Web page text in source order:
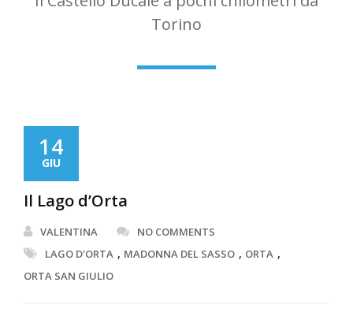
Torino
14
GIU
Il Lago d’Orta
VALENTINA
NO COMMENTS
LAGO D'ORTA , MADONNA DEL SASSO , ORTA ,
ORTA SAN GIULIO